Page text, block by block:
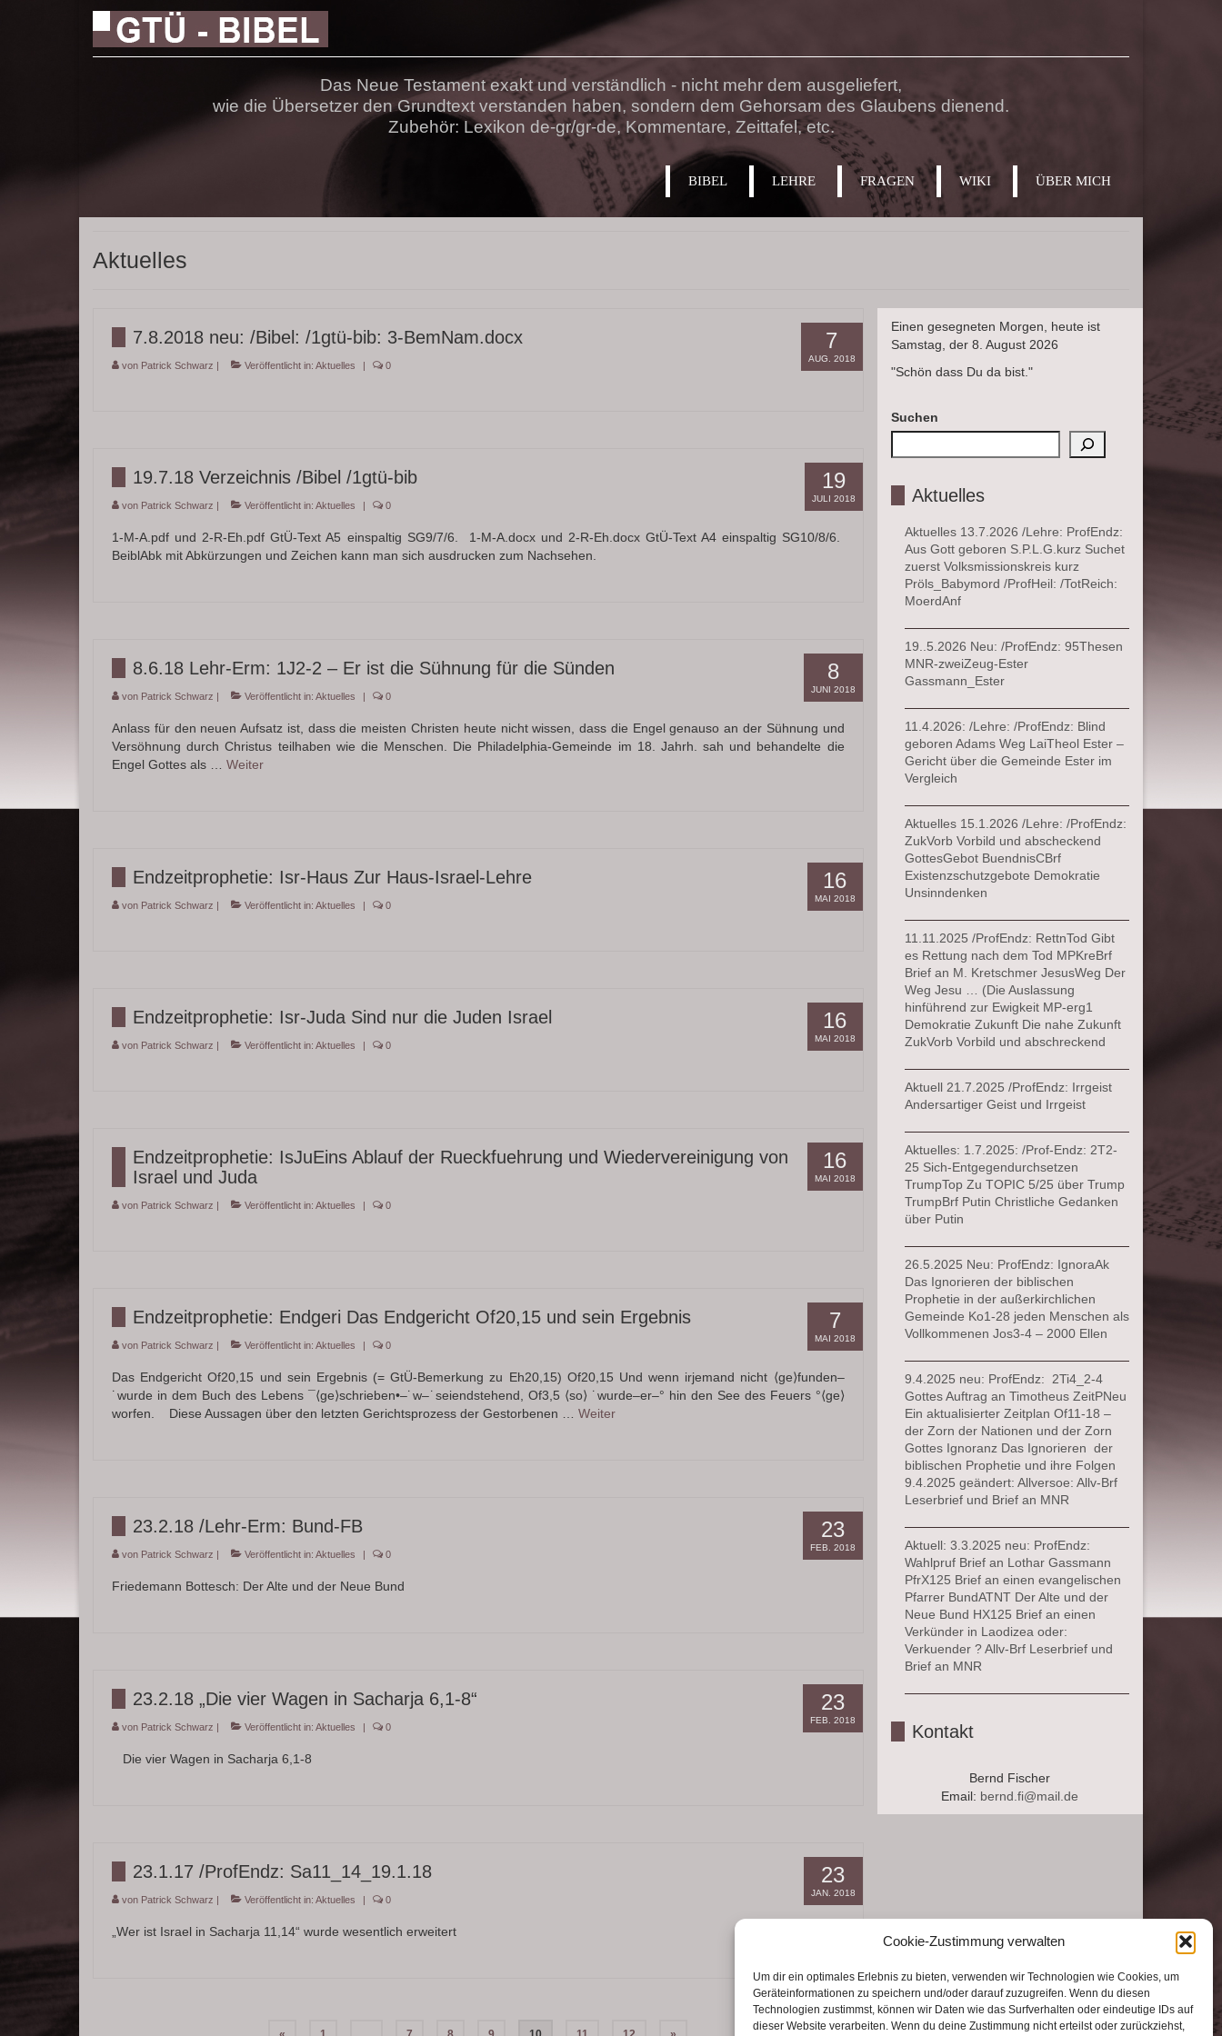
Cookie-Zustimmung verwalten
Um dir ein optimales Erlebnis zu bieten, verwenden wir Technologien wie Cookies, um
Geräteinformationen zu speichern und/oder darauf zuzugreifen. Wenn du diesen
Technologien zustimmst, können wir Daten wie das Surfverhalten oder eindeutige IDs auf
dieser Website verarbeiten. Wenn du deine Zustimmung nicht erteilst oder zurückziehst,
Das Neue Testament exakt und verständlich - nicht mehr dem ausgeliefert,
wie die Übersetzer den Grundtext verstanden haben, sondern dem Gehorsam des Glaubens dienend.
Zubehör: Lexikon de-gr/gr-de, Kommentare, Zeittafel, etc.
BIBEL LEHRE FRAGEN WIKI ÜBER MICH
Aktuelles
7
AUG. 2018
7.8.2018 neu: /Bibel: /1gtü-bib: 3-BemNam.docx
von Patrick Schwarz | Veröffentlicht in: Aktuelles | 0
19
JULI 2018
19.7.18 Verzeichnis /Bibel /1gtü-bib
von Patrick Schwarz | Veröffentlicht in: Aktuelles | 0
1-M-A.pdf und 2-R-Eh.pdf GtÜ-Text A5 einspaltig SG9/7/6. 1-M-A.docx und 2-R-Eh.docx GtÜ-Text A4 einspaltig SG10/8/6.
BeiblAbk mit Abkürzungen und Zeichen kann man sich ausdrucken zum Nachsehen.
8
JUNI 2018
8.6.18 Lehr-Erm: 1J2-2 – Er ist die Sühnung für die Sünden
von Patrick Schwarz | Veröffentlicht in: Aktuelles | 0
Anlass für den neuen Aufsatz ist, dass die meisten Christen heute nicht wissen, dass die Engel genauso an der Sühnung und
Versöhnung durch Christus teilhaben wie die Menschen. Die Philadelphia-Gemeinde im 18. Jahrh. sah und behandelte die
Engel Gottes als … Weiter
16
MAI 2018
Endzeitprophetie: Isr-Haus Zur Haus-Israel-Lehre
von Patrick Schwarz | Veröffentlicht in: Aktuelles | 0
16
MAI 2018
Endzeitprophetie: Isr-Juda Sind nur die Juden Israel
von Patrick Schwarz | Veröffentlicht in: Aktuelles | 0
16
MAI 2018
Endzeitprophetie: IsJuEins Ablauf der Rueckfuehrung und Wiedervereinigung von
Israel und Juda
von Patrick Schwarz | Veröffentlicht in: Aktuelles | 0
7
MAI 2018
Endzeitprophetie: Endgeri Das Endgericht Of20,15 und sein Ergebnis
von Patrick Schwarz | Veröffentlicht in: Aktuelles | 0
Das Endgericht Of20,15 und sein Ergebnis (= GtÜ-Bemerkung zu Eh20,15) Of20,15 Und wenn irjemand nicht ⟨ge⟩funden–
˙wurde in dem Buch des Lebens ¯⟨ge⟩schrieben•–˙w–˙seiendstehend, Of3,5 ⟨so⟩ ˙wurde–er–° hin den See des Feuers °⟨ge⟩
worfen. Diese Aussagen über den letzten Gerichtsprozess der Gestorbenen … Weiter
23
FEB. 2018
23.2.18 /Lehr-Erm: Bund-FB
von Patrick Schwarz | Veröffentlicht in: Aktuelles | 0
Friedemann Bottesch: Der Alte und der Neue Bund
23
FEB. 2018
23.2.18 „Die vier Wagen in Sacharja 6,1-8“
von Patrick Schwarz | Veröffentlicht in: Aktuelles | 0
Die vier Wagen in Sacharja 6,1-8
23
JAN. 2018
23.1.17 /ProfEndz: Sa11_14_19.1.18
von Patrick Schwarz | Veröffentlicht in: Aktuelles | 0
„Wer ist Israel in Sacharja 11,14“ wurde wesentlich erweitert
Einen gesegneten Morgen, heute ist
Samstag, der 8. August 2026
"Schön dass Du da bist."
Suchen
Aktuelles
Aktuelles 13.7.2026 /Lehre: ProfEndz:
Aus Gott geboren S.P.L.G.kurz Suchet
zuerst Volksmissionskreis kurz
Pröls_Babymord /ProfHeil: /TotReich:
MoerdAnf
19..5.2026 Neu: /ProfEndz: 95Thesen
MNR-zweiZeug-Ester
Gassmann_Ester
11.4.2026: /Lehre: /ProfEndz: Blind
geboren Adams Weg LaiTheol Ester –
Gericht über die Gemeinde Ester im
Vergleich
Aktuelles 15.1.2026 /Lehre: /ProfEndz:
ZukVorb Vorbild und abscheckend
GottesGebot BuendnisCBrf
Existenzschutzgebote Demokratie
Unsinndenken
11.11.2025 /ProfEndz: RettnTod Gibt
es Rettung nach dem Tod MPKreBrf
Brief an M. Kretschmer JesusWeg Der
Weg Jesu … (Die Auslassung
hinführend zur Ewigkeit MP-erg1
Demokratie Zukunft Die nahe Zukunft
ZukVorb Vorbild und abschreckend
Aktuell 21.7.2025 /ProfEndz: Irrgeist
Andersartiger Geist und Irrgeist
Aktuelles: 1.7.2025: /Prof-Endz: 2T2-
25 Sich-Entgegendurchsetzen
TrumpTop Zu TOPIC 5/25 über Trump
TrumpBrf Putin Christliche Gedanken
über Putin
26.5.2025 Neu: ProfEndz: IgnoraAk
Das Ignorieren der biblischen
Prophetie in der außerkirchlichen
Gemeinde Ko1-28 jeden Menschen als
Vollkommenen Jos3-4 – 2000 Ellen
9.4.2025 neu: ProfEndz: 2Ti4_2-4
Gottes Auftrag an Timotheus ZeitPNeu
Ein aktualisierter Zeitplan Of11-18 –
der Zorn der Nationen und der Zorn
Gottes Ignoranz Das Ignorieren der
biblischen Prophetie und ihre Folgen
9.4.2025 geändert: Allversoe: Allv-Brf
Leserbrief und Brief an MNR
Aktuell: 3.3.2025 neu: ProfEndz:
Wahlpruf Brief an Lothar Gassmann
PfrX125 Brief an einen evangelischen
Pfarrer BundATNT Der Alte und der
Neue Bund HX125 Brief an einen
Verkünder in Laodizea oder:
Verkuender ? Allv-Brf Leserbrief und
Brief an MNR
Kontakt
Bernd Fischer
Email: bernd.fi@mail.de